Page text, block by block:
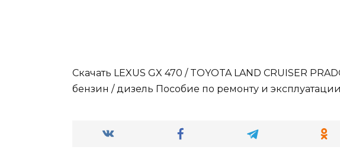
Скачать LEXUS GX 470 / TOYOTA LAND CRUISER
бензин / дизель Пособие по ремонту и